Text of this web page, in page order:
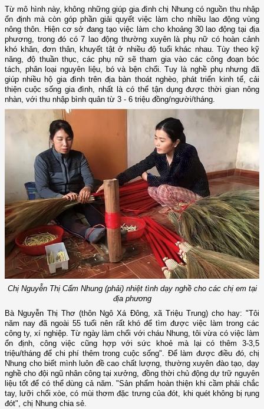
Từ mô hình này, không những giúp gia đình chị Nhung có nguồn thu nhập
ổn định mà còn góp phần giải quyết việc làm cho nhiều lao động vùng
nông thôn. Hiện cơ sở đang tạo việc làm cho khoảng 30 lao động tại địa
phương, trong đó có 7 lao động thường xuyên là phụ nữ có hoàn cảnh
khó khăn, đơn thân, khuyết tật ở nhiều độ tuổi khác nhau. Tùy theo kỹ
năng, độ thuần thục, các phụ nữ sẽ tham gia vào các công đoạn bóc
tách, phân loại nguyên liệu, bó và bện chổi. Tuy là nghề phụ nhưng đã
giúp nhiều hộ gia đình trên địa bàn thoát nghèo, phát triển kinh tế, cải
thiện cuộc sống gia đình, nhất là có thể tận dụng được thời gian nông
nhàn, với thu nhập bình quân từ 3 - 6 triệu đồng/người/tháng.
Chị Nguyễn Thị Cẩm Nhung (phải) nhiệt tình dạy nghề cho các chị em tại
địa phương
Bà Nguyễn Thị Thơ (thôn Ngô Xá Đông, xã Triệu Trung) cho hay: "Tôi
năm nay đã ngoài 55 tuổi nên rất khó để tìm được việc làm trong các
công ty, xí nghiệp. Từ ngày làm chổi với cháu Nhung, tôi vừa có việc làm
ổn định, công việc cũng hợp với sức khoẻ mà lại có thêm 3-3,5
triệu/tháng để chi phí thêm trong cuộc sống". Để làm được điều đó, chị
Nhung cho biết mình luôn đề cao chất lượng, thường xuyên đào tạo, dạy
nghề cho đội ngũ nhân công tại xưởng, đồng thời chủ động dự trữ nguyên
liệu tốt để có thể dùng cả năm. "Sản phẩm hoàn thiện khi cầm phải chắc
tay, lưỡi chổi xòe, có mùi thơm đặc trưng của đót, khi quét không bị rụng
đót", chị Nhung chia sẻ.